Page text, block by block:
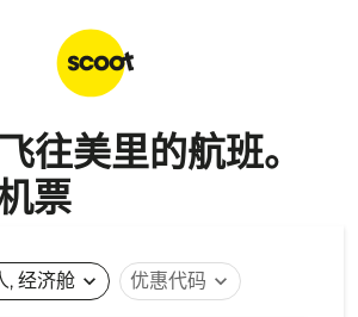
往美里的航班。
票
, 经济舱 expand_more 优惠代码 expand_more